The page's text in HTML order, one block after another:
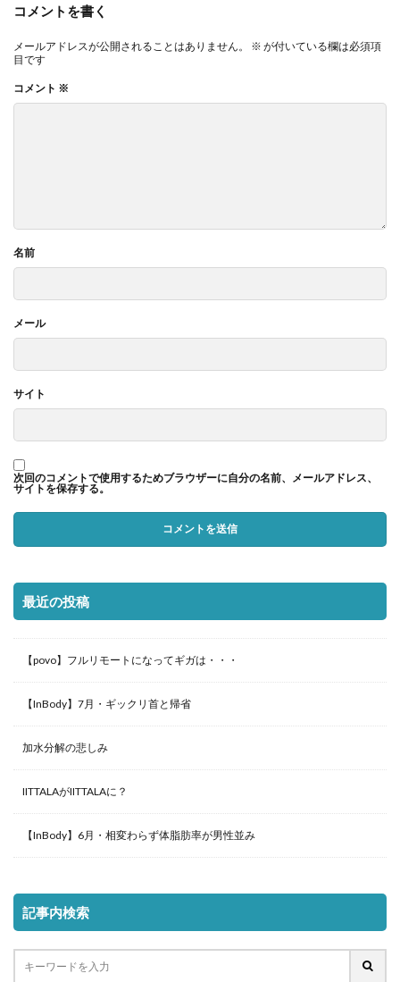
コメントを書く
メールアドレスが公開されることはありません。 ※ が付いている欄は必須項
目です
コメント ※
名前
メール
サイト
次回のコメントで使用するためブラウザーに自分の名前、メールアドレス、
サイトを保存する。
最近の投稿
【povo】フルリモートになってギガは・・・
【InBody】7月・ギックリ首と帰省
加水分解の悲しみ
IITTALAがIITTALAに？
【InBody】6月・相変わらず体脂肪率が男性並み
記事内検索